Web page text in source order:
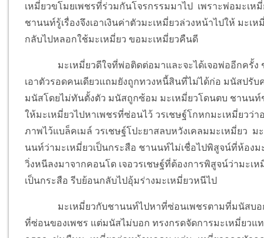
เหมี่ยวขโมยเพชรที่ร่วมกันโจรกรรมมาไป เพราะพ่อมะเ
ชานนท์รู้เรื่องจึงเอาเงินค่าตัวมะเหมี่ยวล่วงหน้าไปให้ มะ
กลับไปหลอกใช้มะเหมี่ยว ขอมะเหมี่ยวคืนดี
มะเหมี่ยวดีใจที่พ่อติดต่อมาและจะได้เจอพ่ออีกครั้ง
เอาตัวรอดคนเดียวแถมยังถูกทวงหนี้สินที่ไม่ได้ก่อ มนัสปรั
มนัสโดยไม่ทันตั้งตัว มนัสถูกซ้อม มะเหมี่ยวโดนตบ ชานนท์
ให้มะเหมี่ยวไปหาเพชรที่ซ่อนไว้ วรเชษฐ์โกหกมะเหมี่ยวว่
ภาพไว้แบล็คเมล์ วรเชษฐ์โปะยาสลบหวังเคลมมะเหมี่ยว
นนท์ว่ามะเหมี่ยวเป็นกระสือ ชานนท์ไม่เชื่อไปพิสูจน์ที่ห้อง
วิ่งหนีลงมาจากคอนโด เจอวรเชษฐ์ที่ต้องการพิสูจน์ว่ามะเ
เป็นกระสือ รีบย้อนกลับไปอุ้มร่างมะเหมี่ยวหนีไป
มะเหมี่ยวกับชานนท์ไปหาที่ซ่อนเพชรตามที่มนัสบอก
ที่ซ่อนของเพชร แต่มนัสไม่บอก ทรงกรดจัดการมะเหมี่ยว